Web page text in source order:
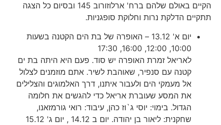
הקיים באולם שלהם ברח' ארלוזורוב 145 ובסיום כל הצגה
תתקיים הדלקת נרות וחלוקת סופגניות.
יום א' 13.12 – האופרה של בת הים הקטנה בשעות
10:00, 12:00, 16:00, 17:30
לאריאל זמרת האופרה יש סוד. פעם היא היתה בת ים
קטנה עם סנפיר, שאוהבת לשיר. אתם מוזמנים לצלול
אל מעמקי הים ולעבור איתנו, דרך האלמוגים והצלילים
את המסע שעוברת אריאל כדי להגשים את חלומה
הגדול. בימוי: יוסי ג`וז כהן, עיבוד: רואי גורמזאנו,
שחקנית: ליאור בן יהודה. יום ב 14.12 , יום ג' 15.12